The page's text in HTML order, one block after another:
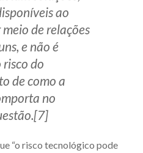
ao
de relações
e não é
risco do
de como a
no
“o risco tecnológico pode